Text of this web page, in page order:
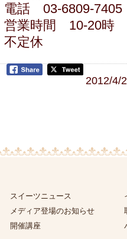
電話 03-6809-7405
営業時間 10-20時
不定休
2012/4/
スイーツニュース
メディア登場のお知らせ
開催講座